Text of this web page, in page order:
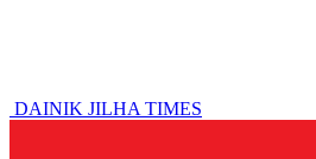
DAINIK JILHA TIMES